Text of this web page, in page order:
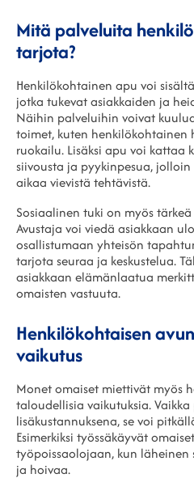
Mitä palveluita
tarjota?
Henkilökohtainen apu voi
jotka tukevat asiakkaiden ja
Näihin palveluihin voivat
toimet, kuten henkilökohtainen
ruokailu. Lisäksi apu voi kattaa
siivousta ja pyykinpesua,
aikaa vievistä tehtävistä.
Sosiaalinen tuki on myös
Avustaja voi viedä asiakkaan
osallistumaan yhteisön
tarjota seuraa ja keskustelua.
asiakkaan elämänlaatua
omaisten vastuuta.
Henkilökohtaisen
vaikutus
Monet omaiset miettivät myös
taloudellisia vaikutuksia.
lisäkustannuksena, se voi
Esimerkiksi työssäkäyvät
työpoissaolojaan, kun läheinen
ja hoivaa.